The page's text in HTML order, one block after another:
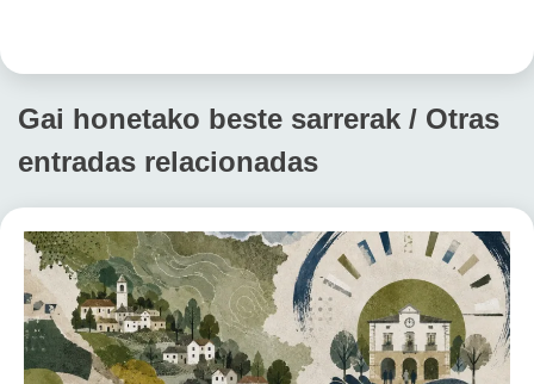
Gai honetako beste sarrerak / Otras
entradas relacionadas